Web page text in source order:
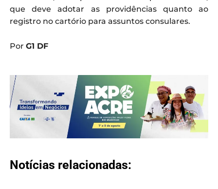
que deve adotar as providências quanto ao
registro no cartório para assuntos consulares.
Por G1 DF
Notícias relacionadas: